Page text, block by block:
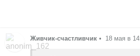
Живчик-счастливчик • 18 мая в